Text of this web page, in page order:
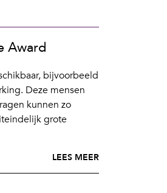
Award
bijvoorbeeld
Deze mensen
kunnen zo
grote
LEES MEER